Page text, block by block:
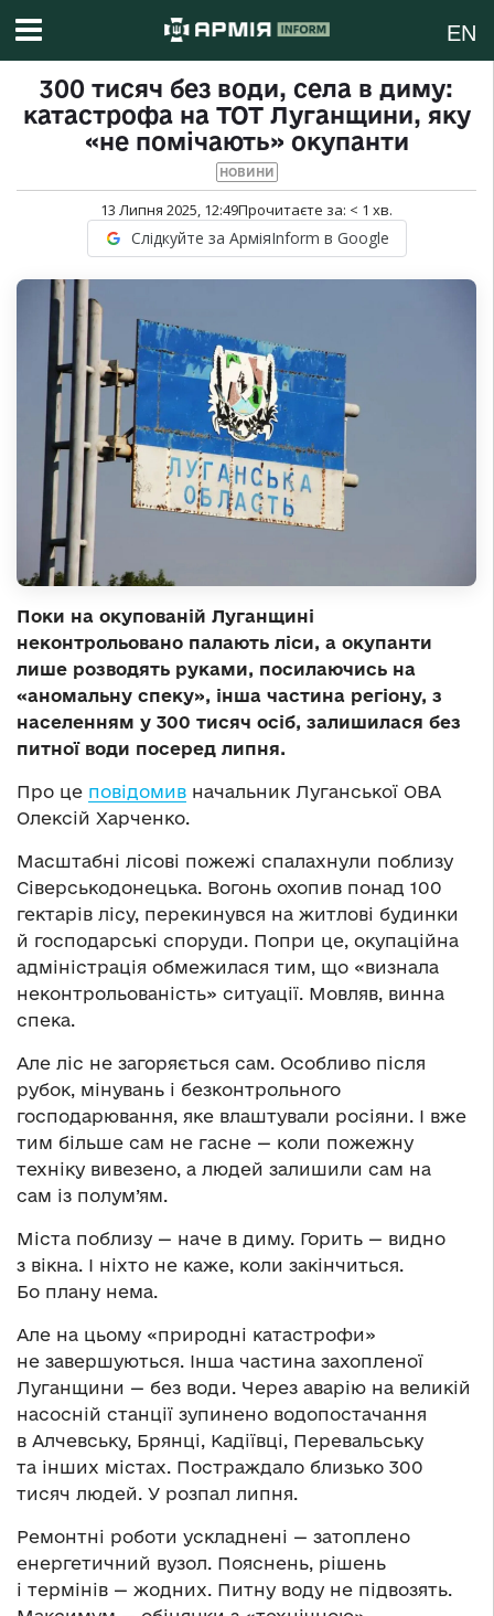
EN
300 тисяч без води, села в диму:
катастрофа на ТОТ Луганщини, яку
«не помічають» окупанти
НОВИНИ
13 Липня 2025, 12:49Прочитаєте за: < 1 хв.
Слідкуйте за АрміяInform в Google
Поки на окупованій Луганщині
неконтрольовано палають ліси, а окупанти
лише розводять руками, посилаючись на
«аномальну спеку», інша частина регіону, з
населенням у 300 тисяч осіб, залишилася без
питної води посеред липня.
Про це повідомив начальник Луганської ОВА
Олексій Харченко.
Масштабні лісові пожежі спалахнули поблизу
Сіверськодонецька. Вогонь охопив понад 100
гектарів лісу, перекинувся на житлові будинки
й господарські споруди. Попри це, окупаційна
адміністрація обмежилася тим, що «визнала
неконтрольованість» ситуації. Мовляв, винна
спека.
Але ліс не загоряється сам. Особливо після
рубок, мінувань і безконтрольного
господарювання, яке влаштували росіяни. І вже
тим більше сам не гасне — коли пожежну
техніку вивезено, а людей залишили сам на
сам із полум’ям.
Міста поблизу — наче в диму. Горить — видно
з вікна. І ніхто не каже, коли закінчиться.
Бо плану нема.
Але на цьому «природні катастрофи»
не завершуються. Інша частина захопленої
Луганщини — без води. Через аварію на великій
насосній станції зупинено водопостачання
в Алчевську, Брянці, Кадіївці, Перевальську
та інших містах. Постраждало близько 300
тисяч людей. У розпал липня.
Ремонтні роботи ускладнені — затоплено
енергетичний вузол. Пояснень, рішень
і термінів — жодних. Питну воду не підвозять.